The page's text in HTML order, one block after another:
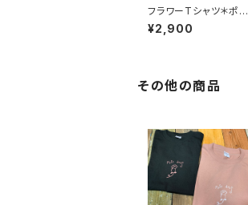
フラワーTシャツ＊ポピ
ー アメイジンググレー
「素晴らしい人生」Tシャ
¥2,900
その他の商品